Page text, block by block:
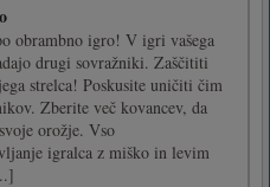
obrambno igro! V igri vašega
drugi sovražniki. Zaščititi
strelca! Poskusite uničiti čim
Zberite več kovancev, da
orožje. Vso
igralca z miško in levim